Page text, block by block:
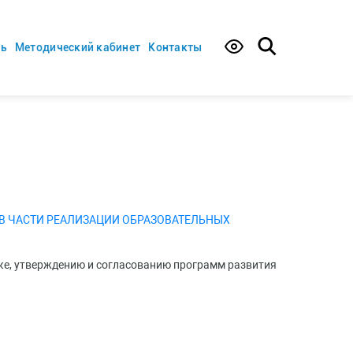
Методический кабинет Контакты
ЧАСТИ РЕАЛИЗАЦИИ ОБРАЗОВАТЕЛЬНЫХ
утверждению и согласованию программ развития